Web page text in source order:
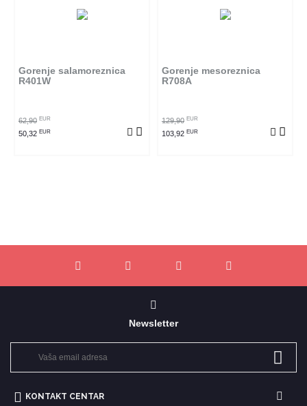
Gorenje salamoreznica
R401W
62,90 EUR
50,32 EUR
Gorenje mesoreznica
R708A
129,90 EUR
103,92 EUR
Newsletter
KONTAKT CENTAR